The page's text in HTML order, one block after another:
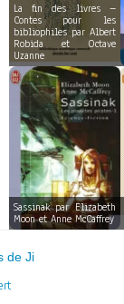
La fin des livres –
Contes pour les
bibliophiles par Albert
Robida et Octave
Uzanne
Sassinak par Elizabeth
Moon et Anne McCaffrey
de Ji